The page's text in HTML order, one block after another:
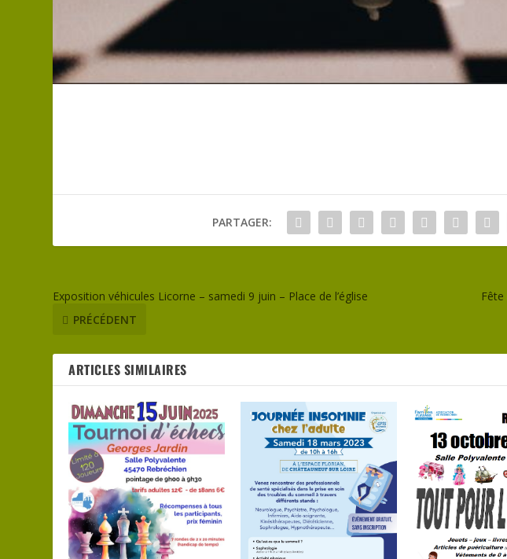
PARTAGER:
Exposition véhicules Licorne – samedi 9 juin – Place de l’église
PRÉCÉDENT
ARTICLES SIMILAIRES